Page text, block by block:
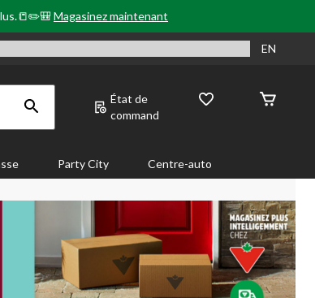
Magasinez maintenant
EN
État de
command
Party City Centre-auto